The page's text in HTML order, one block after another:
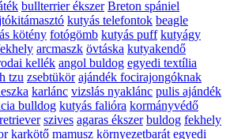
bullterrier ékszer Breton spániel
kutyás telefontok beagle
kötény fotógömb kutyás puff kutyágy
arcmaszk övtáska kutyakendő
kellék angol buldog egyedi textília
tzu zsebtükör ajándék focirajongóknak
karlánc vizslás nyaklánc pulis ajándék
bulldog kutyás falióra kormányvédő
szives agaras ékszer buldog fekhely
karkötő mamusz környezetbarát egyedi